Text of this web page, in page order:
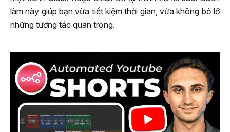
làm này giúp bạn vừa tiết kiệm thời gian, vừa không bỏ lỡ
những tương tác quan trọng.